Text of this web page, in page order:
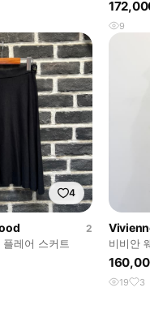
9
4
2
레어 스커트
비비안
이프 스
19 3